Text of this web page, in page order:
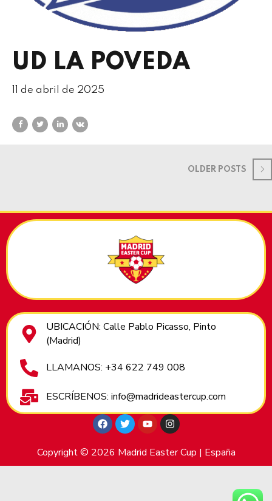
UD LA POVEDA
11 de abril de 2025
OLDER POSTS
UBICACIÓN: Calle Pablo Picasso, Pinto
(Madrid)
LLAMANOS: +34 622 749 008
ESCRÍBENOS: info@madrideastercup.com
Copyright © 2026 Madrid Easter Cup | España